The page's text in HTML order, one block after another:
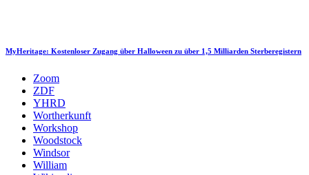
MyHeritage: Kostenloser Zugang über Halloween zu über 1,5 Milliarden Sterberegistern
Zoom
ZDF
YHRD
Wortherkunft
Workshop
Woodstock
Windsor
William